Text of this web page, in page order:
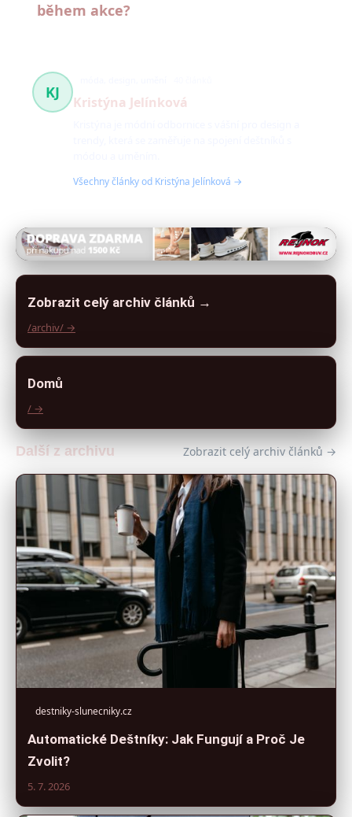
během akce?
KJ
Kristýna Jelínková
Všechny články od Kristýna Jelínková →
Zobrazit celý archiv článků →
/archiv/ →
Domů
/ →
Další z archivu Zobrazit celý archiv článků →
destniky-slunecniky.cz
Automatické Deštníky: Jak Fungují a Proč Je
Zvolit?
5. 7. 2026